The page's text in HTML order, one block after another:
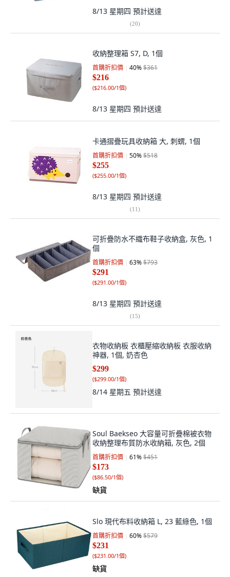
8/13 星期四 預計送達
(20)
收納整理箱 S7, D, 1個
首購折扣價 40%$361
$216
($216.00/1個)
8/13 星期四 預計送達
卡通摺疊玩具收納箱 大, 刺蝟, 1個
首購折扣價 50%$518
$255
($255.00/1個)
8/13 星期四 預計送達
(11)
可折疊防水不織布鞋子收納盒, 灰色, 1
個
首購折扣價 63%$793
$291
($291.00/1個)
8/13 星期四 預計送達
(15)
衣物收納板 衣櫃壓縮收納板 衣服收納
神器, 1個, 奶杏色
$299
($299.00/1個)
8/14 星期五 預計送達
Soul Baekseo 大容量可折疊棉被衣物
收納整理布質防水收納箱, 灰色, 2個
首購折扣價 61%$451
$173
($86.50/1個)
缺貨
Slo 現代布料收納箱 L, 23 藍綠色, 1個
首購折扣價 60%$579
$231
($231.00/1個)
缺貨